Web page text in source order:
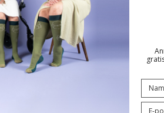
Se storlekstabellen här